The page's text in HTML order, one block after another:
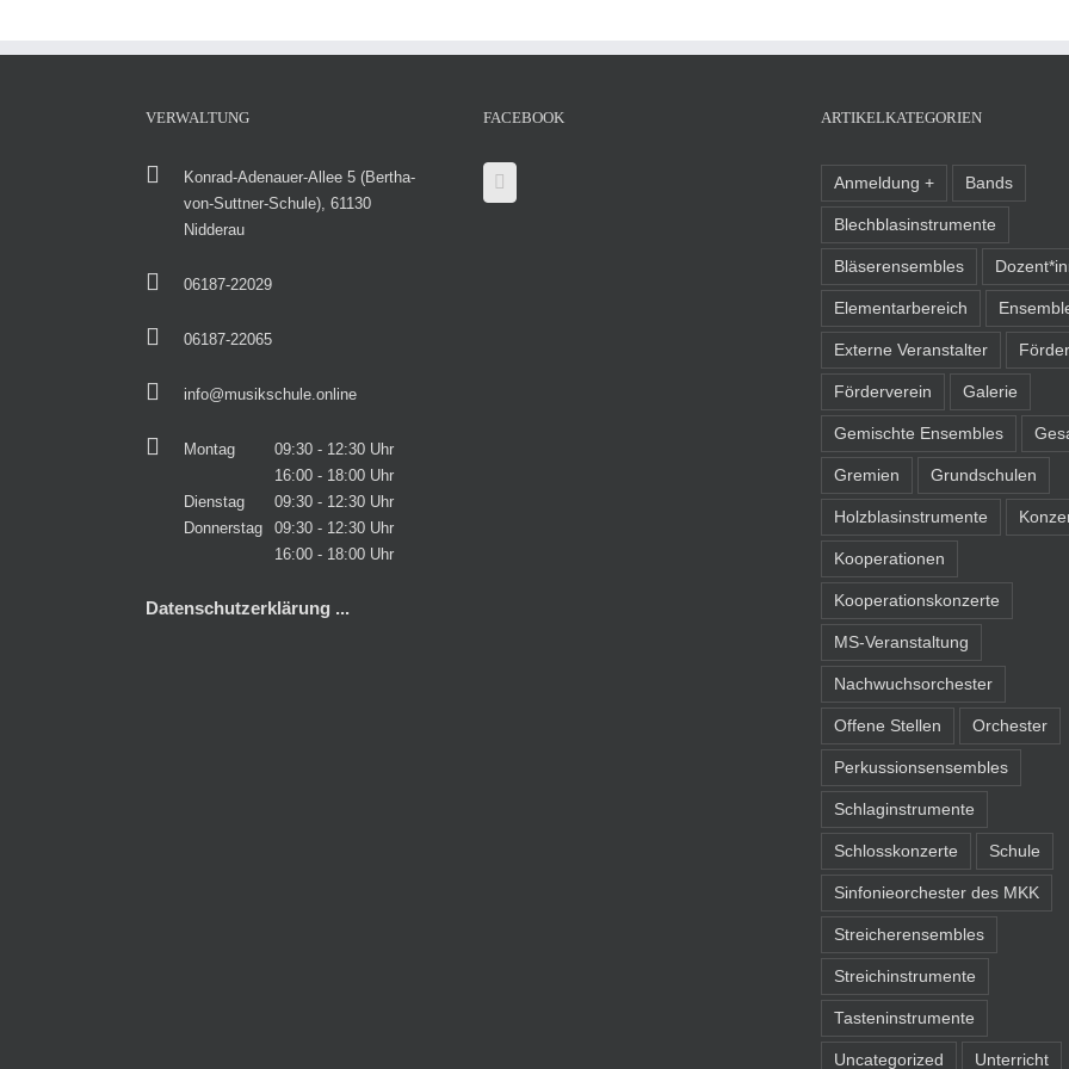
VERWALTUNG
Konrad-Adenauer-Allee 5 (Bertha-
von-Suttner-Schule), 61130
Nidderau
06187-22029
06187-22065
info@musikschule.online
Montag
09:30 - 12:30 Uhr
16:00 - 18:00 Uhr
Dienstag
09:30 - 12:30 Uhr
Donnerstag
09:30 - 12:30 Uhr
16:00 - 18:00 Uhr
Datenschutzerklärung ...
FACEBOOK ARTIKELKATEGORIEN
Anmeldung + Bands
Blechblasinstrumente
Bläserensembles
Elementarbereich
Externe Veranstalter
Förderverein Galerie
Gemischte Ensembles
Gremien Grundschulen
Holzblasinstrumente
Kooperationen
Kooperationskonzerte
MS-Veranstaltung
Nachwuchsorchester
Offene Stellen Orchester
Perkussionsensembles
Schlaginstrumente
Schlosskonzerte Schule
Sinfonieorchester des MKK
Streicherensembles
Streichinstrumente
Tasteninstrumente
Uncategorized Unterricht